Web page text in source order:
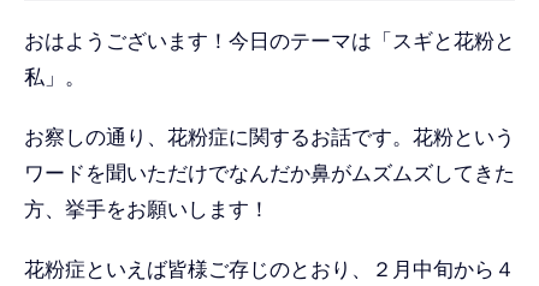
おはようございます！今日のテーマは「スギと花粉と
私」。
お察しの通り、花粉症に関するお話です。花粉という
ワードを聞いただけでなんだか鼻がムズムズしてきた
方、挙手をお願いします！
花粉症といえば皆様ご存じのとおり、２月中旬から４